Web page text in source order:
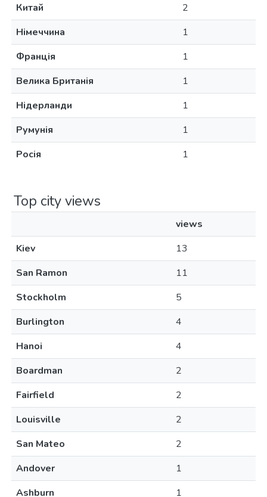
Китай
2
Німеччина
1
Франція
1
Велика Британія
1
Нідерланди
1
Румунія
1
Росія
1
Top city views
views
Kiev
13
San Ramon
11
Stockholm
5
Burlington
4
Hanoi
4
Boardman
2
Fairfield
2
Louisville
2
San Mateo
2
Andover
1
Ashburn
1